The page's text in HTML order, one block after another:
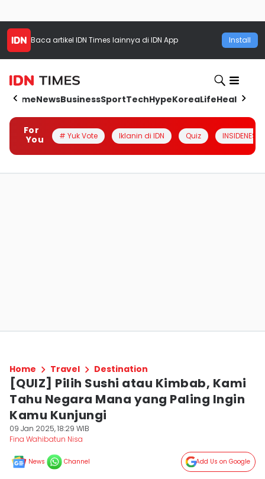
Baca artikel IDN Times lainnya di IDN App Install
HomeNewsBusinessSportTechHypeKoreaLifeHealth
For
You
# Yuk Vote Iklanin di IDN Quiz INSIDENESIA
Home Travel Destination
⁠[QUIZ] Pilih Sushi atau Kimbab, Kami
Tahu Negara Mana yang Paling Ingin
Kamu Kunjungi
09 Jan 2025, 18:29 WIB
Fina Wahibatun Nisa
News Channel Add Us on Google